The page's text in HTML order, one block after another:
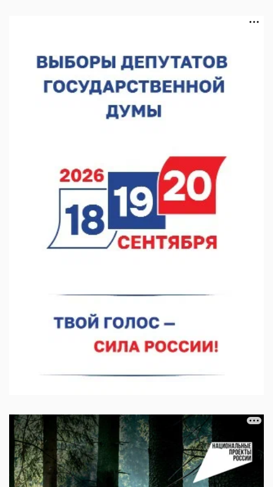
пожарного
07.08.2026 12:15
В Нижнем Новгороде прошло совещание Росгвардии
07.08.2026 12:04